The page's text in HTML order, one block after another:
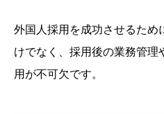
外国人採用を成功させるため
けでなく、採用後の業務管理
用が不可欠です。